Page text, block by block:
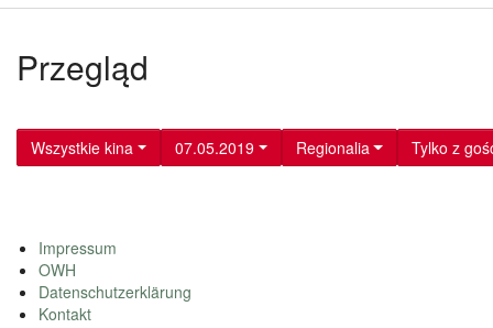
Przegląd
Wszystkie kina 07.05.2019 Regionalia Tylko z
Impressum
OWH
Datenschutzerklärung
Kontakt